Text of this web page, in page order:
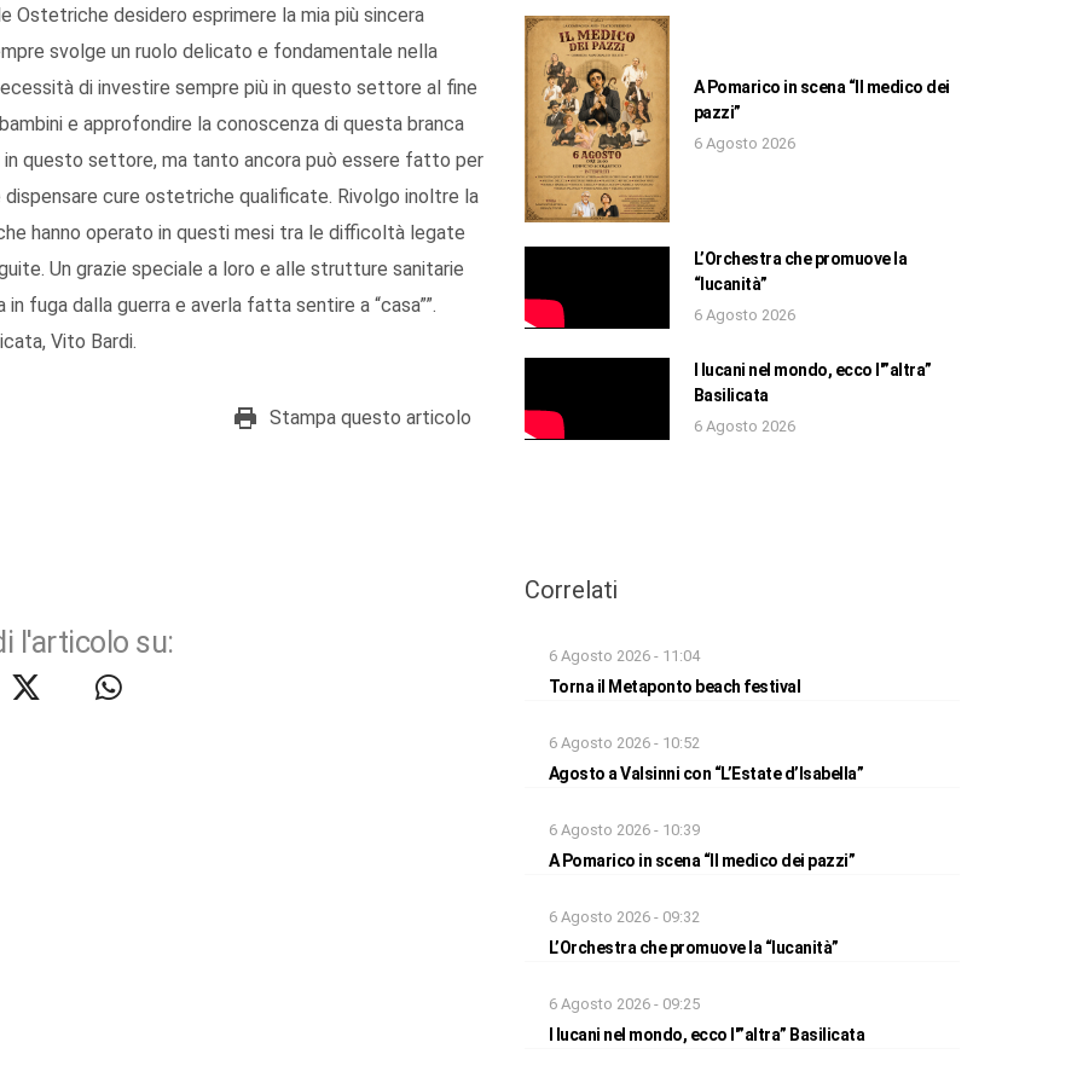
Ostetriche desidero esprimere la mia più sincera
svolge un ruolo delicato e fondamentale nella
di investire sempre più in questo settore al fine
e approfondire la conoscenza di questa branca
in questo settore, ma tanto ancora può essere fatto per
cure ostetriche qualificate. Rivolgo inoltre la
hanno operato in questi mesi tra le difficoltà legate
Un grazie speciale a loro e alle strutture sanitarie
fuga dalla guerra e averla fatta sentire a “casa””.
Vito Bardi.
Stampa questo articolo
l'articolo su:
A Pomarico in scena “Il medico dei
pazzi”
6 Agosto 2026
L’Orchestra che promuove la
“lucanità”
6 Agosto 2026
I lucani nel mondo, ecco l'”altra”
Basilicata
6 Agosto 2026
Correlati
6 Agosto 2026 - 11:04
Torna il Metaponto beach festival
6 Agosto 2026 - 10:52
Agosto a Valsinni con “L’Estate d’Isabella”
6 Agosto 2026 - 10:39
A Pomarico in scena “Il medico dei pazzi”
6 Agosto 2026 - 09:32
L’Orchestra che promuove la “lucanità”
6 Agosto 2026 - 09:25
I lucani nel mondo, ecco l'”altra” Basilicata